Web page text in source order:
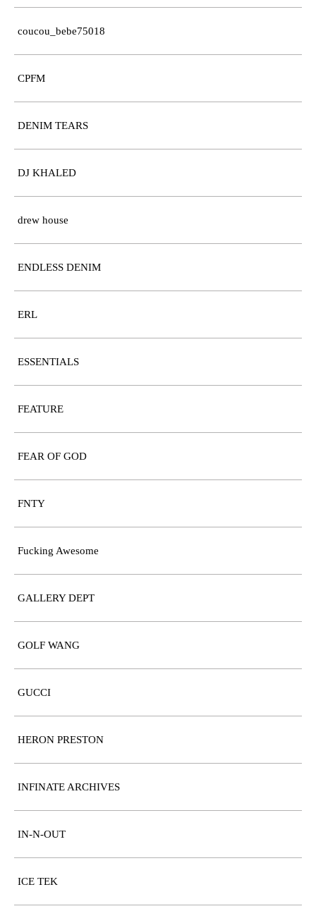
coucou_bebe75018
CPFM
DENIM TEARS
DJ KHALED
drew house
ENDLESS DENIM
ERL
ESSENTIALS
FEATURE
FEAR OF GOD
FNTY
Fucking Awesome
GALLERY DEPT
GOLF WANG
GUCCI
HERON PRESTON
INFINATE ARCHIVES
IN-N-OUT
ICE TEK